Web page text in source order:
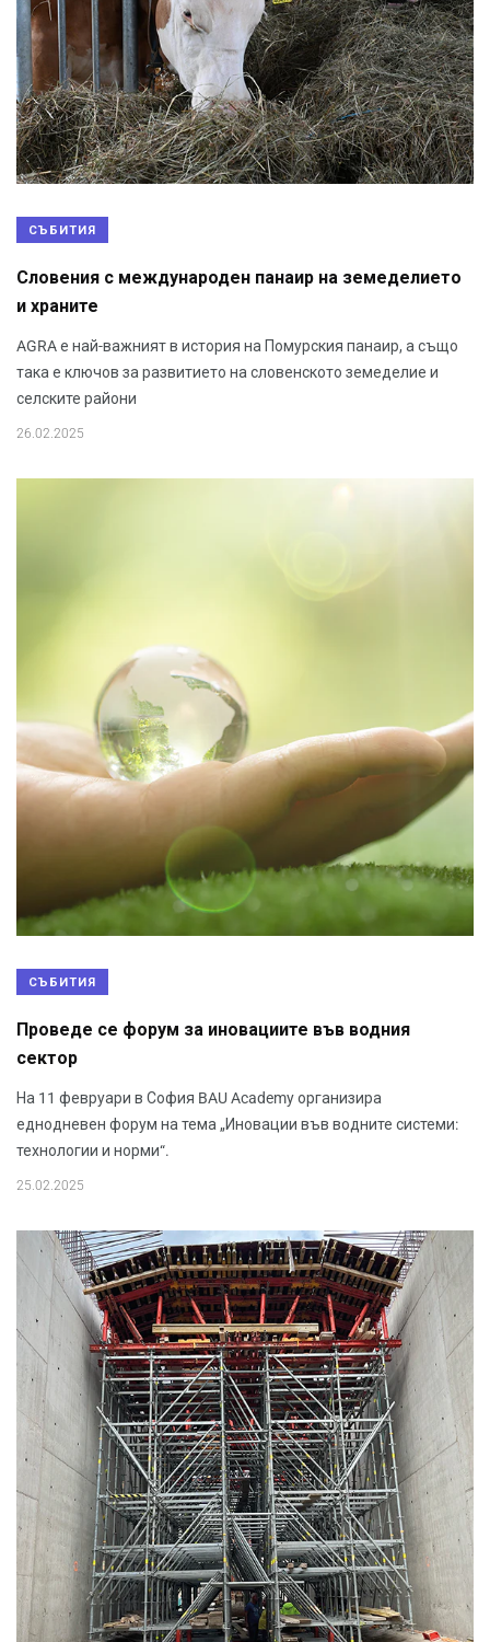
СЪБИТИЯ
Словения с международен панаир на земеделието
и храните
AGRA е най-важният в история на Помурския панаир, а също
така е ключов за развитието на словенското земеделие и
селските райони
26.02.2025
СЪБИТИЯ
Проведе се форум за иновациите във водния
сектор
На 11 февруари в София BAU Academy организира
еднодневен форум на тема „Иновации във водните системи:
технологии и норми“.
25.02.2025